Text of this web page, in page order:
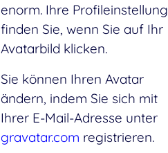
enorm. Ihre Profileinstellung
finden Sie, wenn Sie auf Ihr
Avatarbild klicken.
Sie können Ihren Avatar
ändern, indem Sie sich mit
Ihrer E-Mail-Adresse unter
gravatar.com registrieren.